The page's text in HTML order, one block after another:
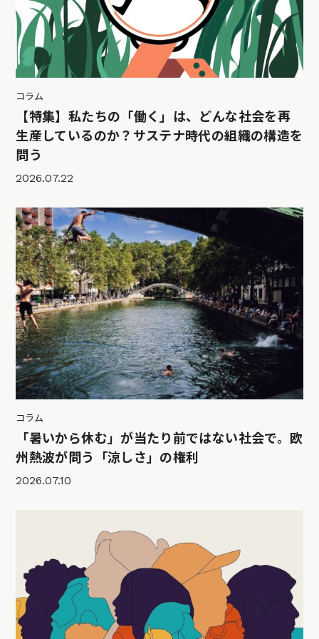
コラム
【特集】私たちの「働く」は、どんな社会を再
生産しているのか？サステナ時代の組織の構造を
問う
2026.07.22
コラム
「暑いから休む」が当たり前ではない社会で。欧
州熱波が問う「涼しさ」の権利
2026.07.10